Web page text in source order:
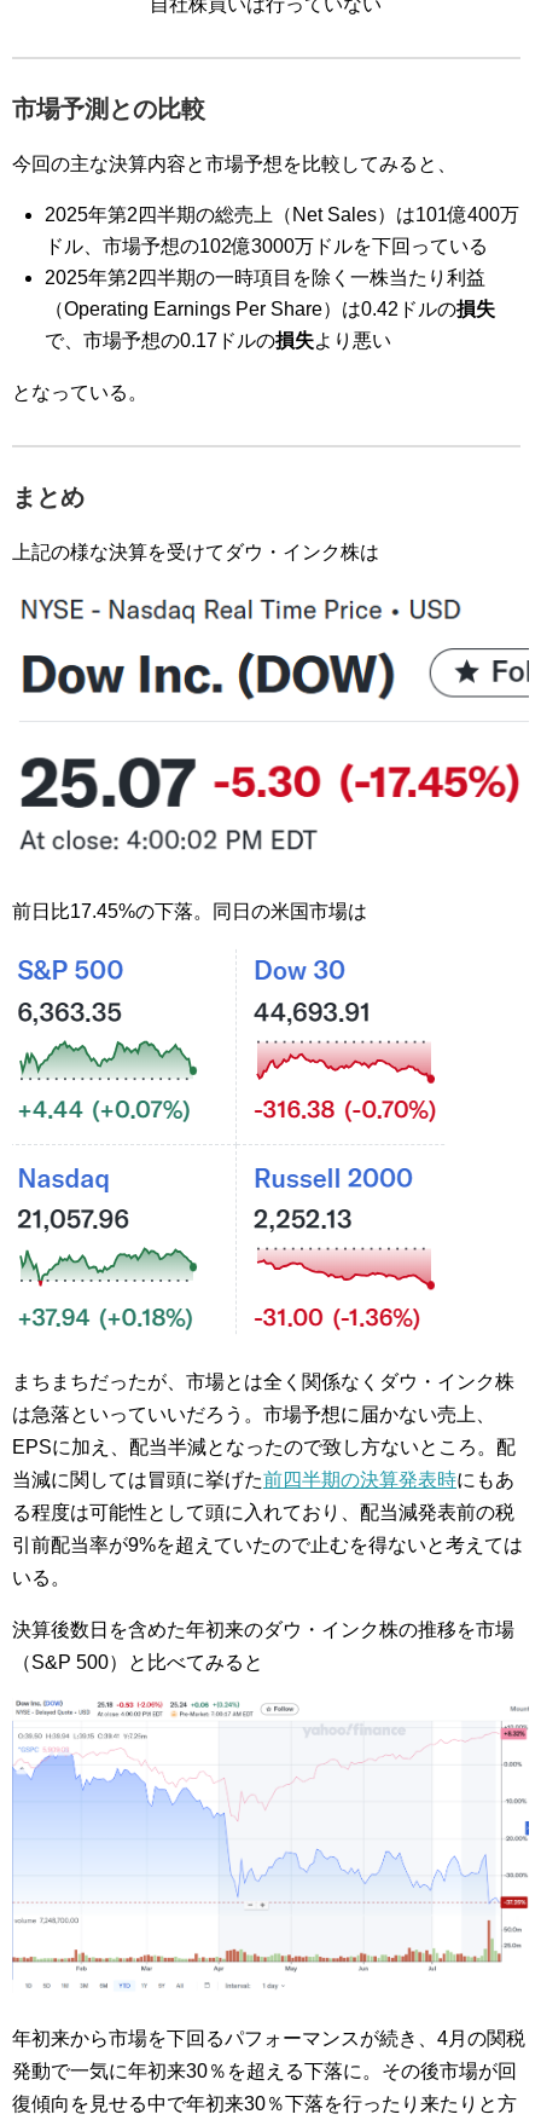
自社株買いは行っていない
市場予測との比較
今回の主な決算内容と市場予想を比較してみると、
2025年第2四半期の総売上（Net Sales）は101億400万
ドル、市場予想の102億3000万ドルを下回っている
2025年第2四半期の一時項目を除く一株当たり利益
（Operating Earnings Per Share）は0.42ドルの損失
で、市場予想の0.17ドルの損失より悪い
となっている。
まとめ
上記の様な決算を受けてダウ・インク株は
前日比17.45%の下落。同日の米国市場は
まちまちだったが、市場とは全く関係なくダウ・インク株
は急落といっていいだろう。市場予想に届かない売上、
EPSに加え、配当半減となったので致し方ないところ。配
当減に関しては冒頭に挙げた前四半期の決算発表時にもあ
る程度は可能性として頭に入れており、配当減発表前の税
引前配当率が9%を超えていたので止むを得ないと考えては
いる。
決算後数日を含めた年初来のダウ・インク株の推移を市場
（S&P 500）と比べてみると
年初来から市場を下回るパフォーマンスが続き、4月の関税
発動で一気に年初来30％を超える下落に。その後市場が回
復傾向を見せる中で年初来30％下落を行ったり来たりと方